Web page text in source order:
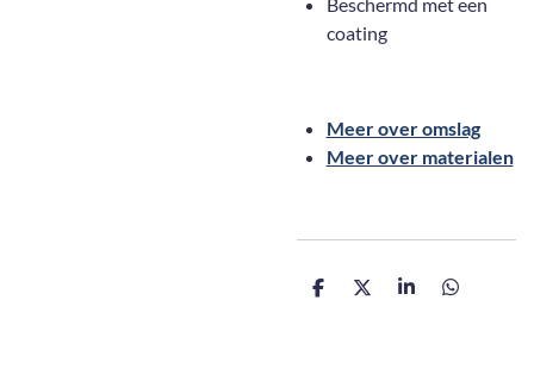
coating
Meer over omslag
Meer over materialen
D
D
S
D